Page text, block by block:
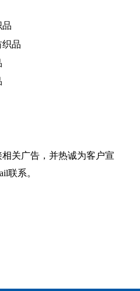
品
相关广告，并热诚为客户宣
联系。